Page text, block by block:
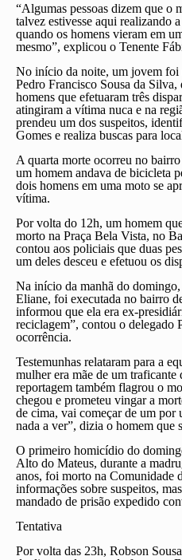
“Algumas pessoas dizem que o
talvez estivesse aqui realizando
quando os homens vieram em
mesmo”, explicou o Tenente
No início da noite, um jovem foi
Pedro Francisco Sousa da
homens que efetuaram três
atingiram a vítima nuca e na
prendeu um dos suspeitos,
Gomes e realiza buscas para
A quarta morte ocorreu no
um homem andava de bicicleta
dois homens em uma moto se
vítima.
Por volta do 12h, um homem
morto na Praça Bela Vista, no
contou aos policiais que duas
um deles desceu e efetuou os
Na início da manhã do
Eliane, foi executada no bairro
informou que ela era ex-
reciclagem”, contou o delegado
ocorrência.
Testemunhas relataram para a
mulher era mãe de um traficante
reportagem também flagrou o
chegou e prometeu vingar a
de cima, vai começar de um por
nada a ver”, dizia o homem que
O primeiro homicídio do
Alto do Mateus, durante a
anos, foi morto na Comunidade
informações sobre suspeitos,
mandado de prisão expedido
Tentativa
Por volta das 23h, Robson